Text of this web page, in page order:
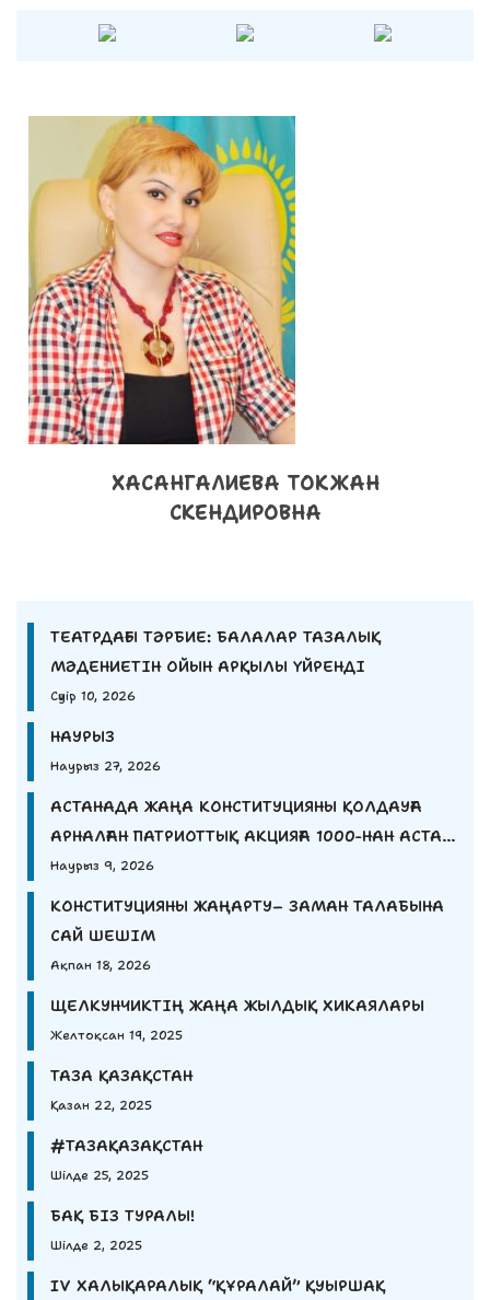
ХАСАНГАЛИЕВА ТОКЖАН
СКЕНДИРОВНА
ТЕАТРДАҒЫ ТӘРБИЕ: БАЛАЛАР ТАЗАЛЫҚ
МӘДЕНИЕТІН ОЙЫН АРҚЫЛЫ ҮЙРЕНДІ
Сәуір 10, 2026
НАУРЫЗ
Наурыз 27, 2026
АСТАНАДА ЖАҢА КОНСТИТУЦИЯНЫ ҚОЛДАУҒА
АРНАЛҒАН ПАТРИОТТЫҚ АКЦИЯҒА 1000-НАН АСТАМ
ЖАС ҚАТЫСТЫ.
Наурыз 9, 2026
КОНСТИТУЦИЯНЫ ЖАҢАРТУ– ЗАМАН ТАЛАБЫНА
САЙ ШЕШІМ
Ақпан 18, 2026
ЩЕЛКУНЧИКТІҢ ЖАҢА ЖЫЛДЫҚ ХИКАЯЛАРЫ
Желтоқсан 19, 2025
ТАЗА ҚАЗАҚСТАН
Қазан 22, 2025
#ТАЗАҚАЗАҚСТАН
Шілде 25, 2025
БАҚ БІЗ ТУРАЛЫ!
Шілде 2, 2025
IV ХАЛЫҚАРАЛЫҚ “ҚҰРАЛАЙ” ҚУЫРШАҚ